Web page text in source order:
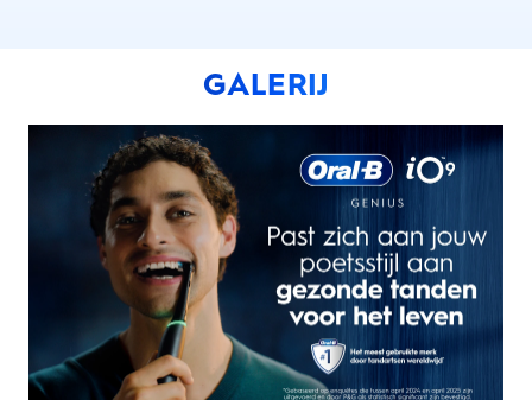
GALERIJ